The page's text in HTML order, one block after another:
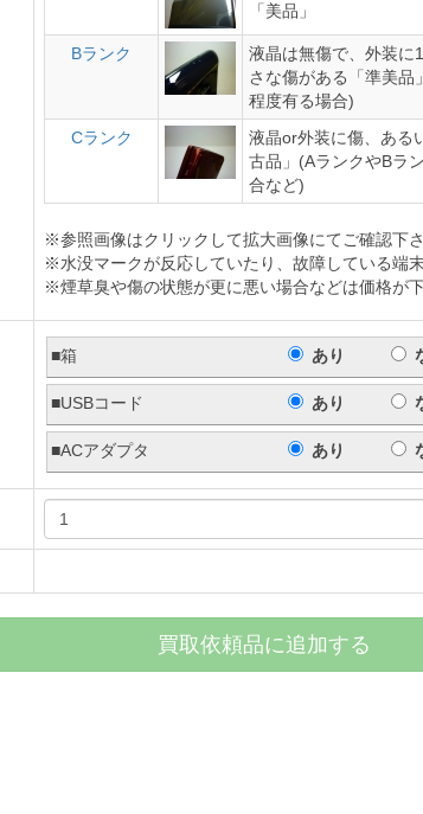
「美品」
Bランク
液晶は無傷で、外装に
さな傷がある「準美品
程度有る場合)
Cランク
液晶or外装に傷、ある
古品」(AランクやBラ
合など)
※参照画像はクリックして拡大画像にてご確認下さ
※水没マークが反応していたり、故障している端
※煙草臭や傷の状態が更に悪い場合などは価格が下
■箱 あり
■USBコード あり
■ACアダプタ あり
買取依頼品に追加する